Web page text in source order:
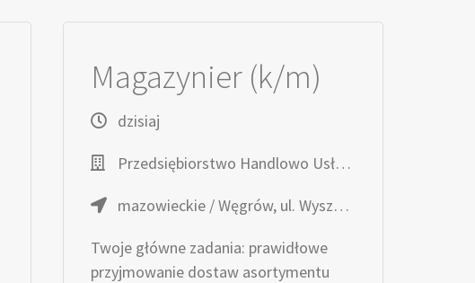
Magazynier (k/m)
dzisiaj
Przedsiębiorstwo Handlowo Usługowe TOPAZ
mazowieckie / Węgrów, ul. Wyszyńskiego 7
Twoje główne zadania: prawidłowe
przyjmowanie dostaw asortymentu